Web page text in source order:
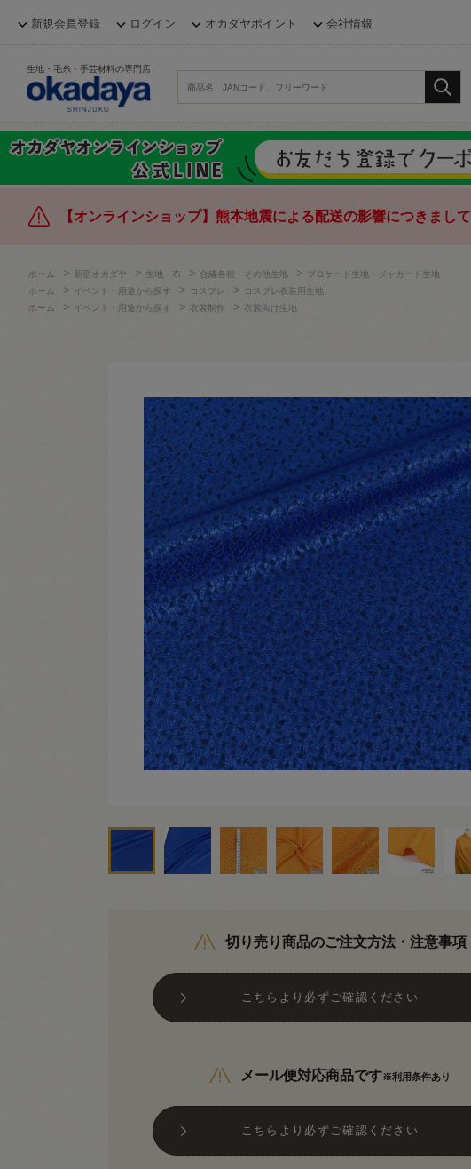
新規会員登録 ログイン オカダヤポイント 会社情報
生地・毛糸・手芸材料の専門店
【オンラインショップ】熊本地震による配送の影響につきまして
ホーム > 新宿オカダヤ > 生地・布 > 合繊各種・その他生地 >
ブロケード生地・ジャガード生地
ホーム
> イベント・用途から探す > コスプレ >
コスプレ衣装用生地
ホーム
> イベント・用途から探す > 衣装制作 > 衣装向け生地
切り売り商品のご注文方法・注意事項
こちらより必ずご確認ください
メール便対応商品です※利用条件あり
こちらより必ずご確認ください